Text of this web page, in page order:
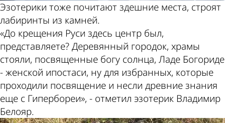
Эзотерики тоже почитают здешние места, строят
лабиринты из камней.
«До крещения Руси здесь центр был,
представляете? Деревянный городок, храмы
стояли, посвященные богу солнца, Ладе Богориде
- женской ипостаси, ну для избранных, которые
проходили посвящение и несли древние знания
еще с Гипербореи», - отметил эзотерик Владимир
Белояр.